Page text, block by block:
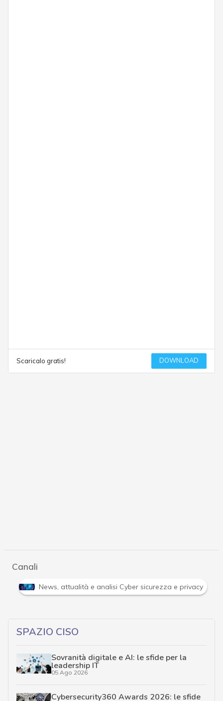
Scaricalo gratis! DOWNLOAD
Canali
News, attualità e analisi Cyber sicurezza e privacy
SPAZIO CISO
Sovranità digitale e AI: le sfide per la
leadership IT
05 Ago 2026
Cybersecurity360 Awards 2026: le sfide